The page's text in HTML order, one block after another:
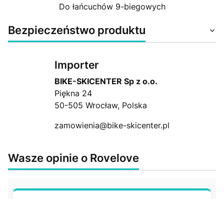
Do łańcuchów 9-biegowych
Bezpieczeństwo produktu
Importer
BIKE-SKICENTER Sp z o.o.
Piękna 24
50-505 Wrocław, Polska
zamowienia@bike-skicenter.pl
Wasze opinie o Rovelove